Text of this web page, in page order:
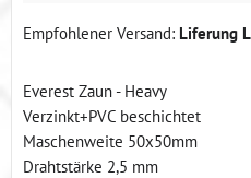
Liferung
Everest Zaun - Heavy
Verzinkt+PVC beschichtet
Maschenweite 50x50mm
Drahtstärke 2,5 mm